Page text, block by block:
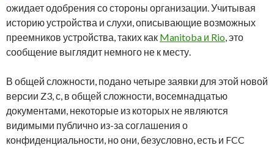
ожидает одобрения со стороны организации. Учитывая
историю устройства и слухи, описывающие возможных
преемников устройства, таких как Manitoba и Rio, это
сообщение выглядит немного не к месту.
В общей сложности, подано четыре заявки для этой новой
версии Z3, с, в общей сложности, восемнадцатью
документами, некоторые из которых не являются
видимыми публично из-за соглашения о
конфиденциальности, но они, безусловно, есть и FCC